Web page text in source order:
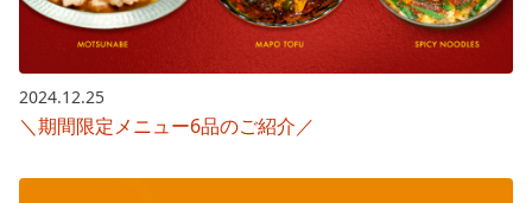
2024.12.25
＼期間限定メニュー6品のご紹介／